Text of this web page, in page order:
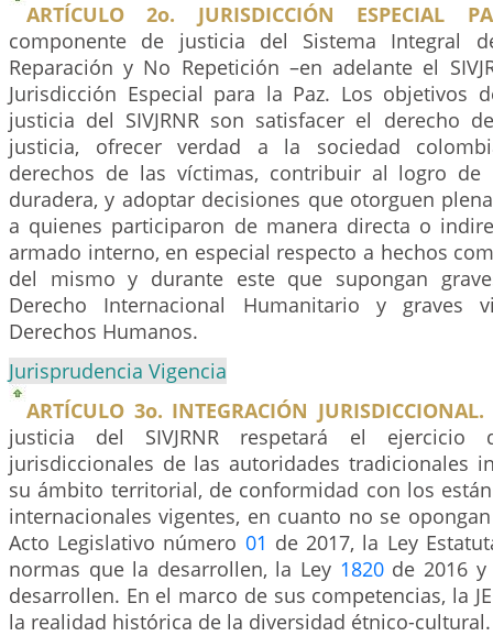
ARTÍCULO 2o. JURISDICCIÓN ESPECIAL
componente de justicia del Sistema Integral
Reparación y No Repetición –en adelante el
Jurisdicción Especial para la Paz. Los objetivos
justicia del SIVJRNR son satisfacer el derecho
justicia, ofrecer verdad a la sociedad
derechos de las víctimas, contribuir al logro de
duradera, y adoptar decisiones que otorguen
a quienes participaron de manera directa o
armado interno, en especial respecto a hechos
del mismo y durante este que supongan
Derecho Internacional Humanitario y graves
Derechos Humanos.
Jurisprudencia Vigencia
ARTÍCULO 3o. INTEGRACIÓN JURISDICCIONAL.
justicia del SIVJRNR respetará el ejercicio
jurisdiccionales de las autoridades tradicionales
su ámbito territorial, de conformidad con los
internacionales vigentes, en cuanto no se
Acto Legislativo número 01 de 2017, la Ley
normas que la desarrollen, la Ley 1820de 2016 y
desarrollen. En el marco de sus competencias, la
la realidad histórica de la diversidad étnico-cultural.